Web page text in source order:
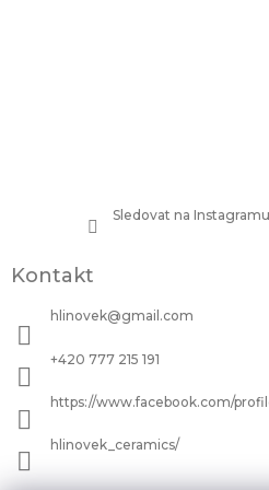
Sledovat na Instagramu
Kontakt
hlinovek@gmail.com
+420 777 215 191
https://www.facebook.com/
hlinovek_ceramics/